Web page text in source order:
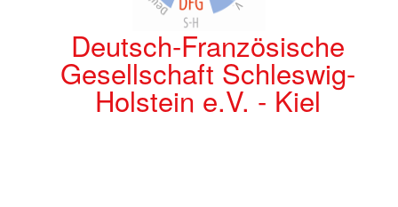
Deutsch-Französische
Gesellschaft Schleswig-
Holstein e.V. - Kiel